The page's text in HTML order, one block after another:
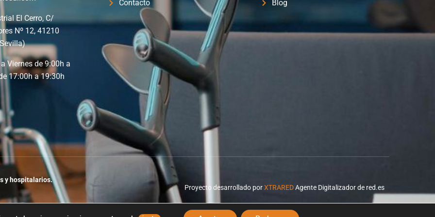
El Cerro, C/
Nº 12, 41210
Viernes de 9:00h a
17:00h a 19:30h
Contacto
Blog
y hospitalarios.
Proyecto desarrollado porXTRAREDAgente Digitalizador de red.es